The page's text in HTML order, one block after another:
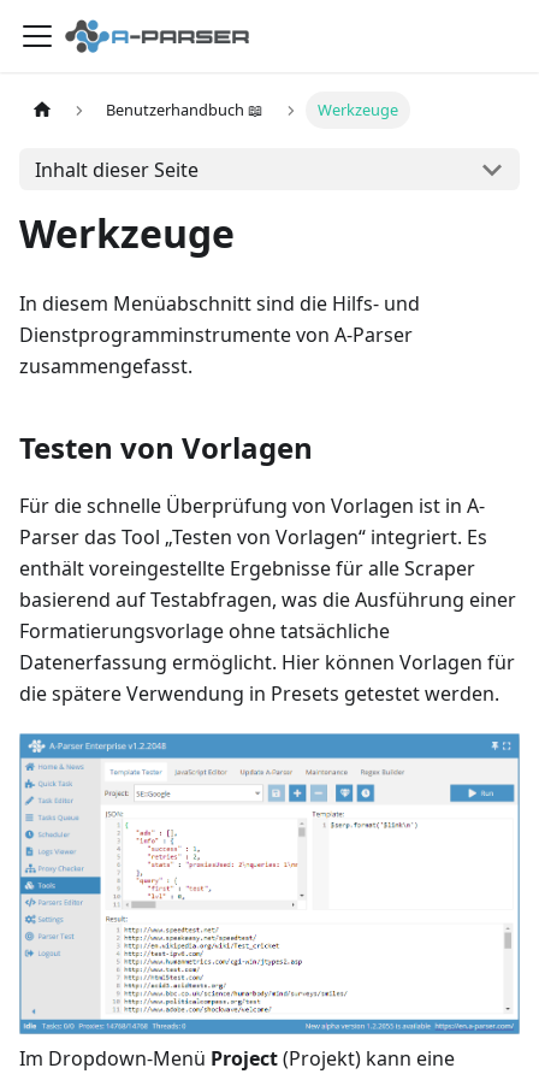
Benutzerhandbuch 📖 Werkzeuge
Inhalt dieser Seite
Werkzeuge
In diesem Menüabschnitt sind die Hilfs- und
Dienstprogramminstrumente von A-Parser
zusammengefasst.
Testen von Vorlagen
Für die schnelle Überprüfung von Vorlagen ist in A-
Parser das Tool „Testen von Vorlagen“ integriert. Es
enthält voreingestellte Ergebnisse für alle Scraper
basierend auf Testabfragen, was die Ausführung einer
Formatierungsvorlage ohne tatsächliche
Datenerfassung ermöglicht. Hier können Vorlagen für
die spätere Verwendung in Presets getestet werden.
Im Dropdown-Menü Project(Projekt) kann eine